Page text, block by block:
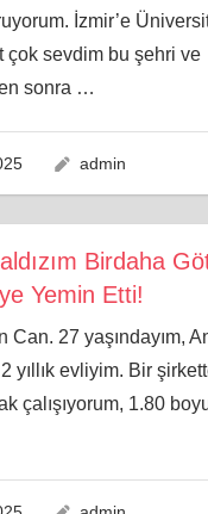
İzmir’e
çok sevdim bu şehri ve
sonra …
admin
Birdaha
Yemin Etti!
Can. 27 yaşındayım,
yıllık evliyim. Bir
çalışıyorum, 1.80